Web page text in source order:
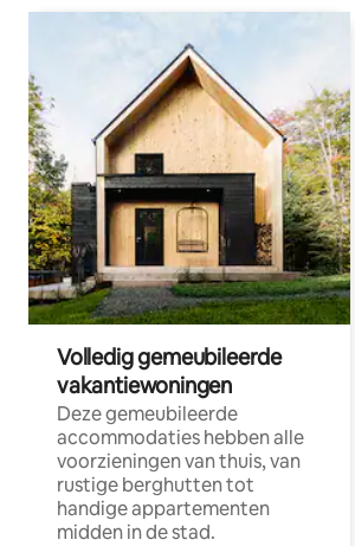
Volledig gemeubileerde
vakantiewoningen
Deze gemeubileerde
accommodaties hebben alle
voorzieningen van thuis, van
rustige berghutten tot
handige appartementen
midden in de stad.